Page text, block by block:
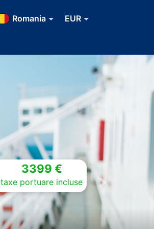
Romania EUR
3399 €
taxe portuare incluse
Next